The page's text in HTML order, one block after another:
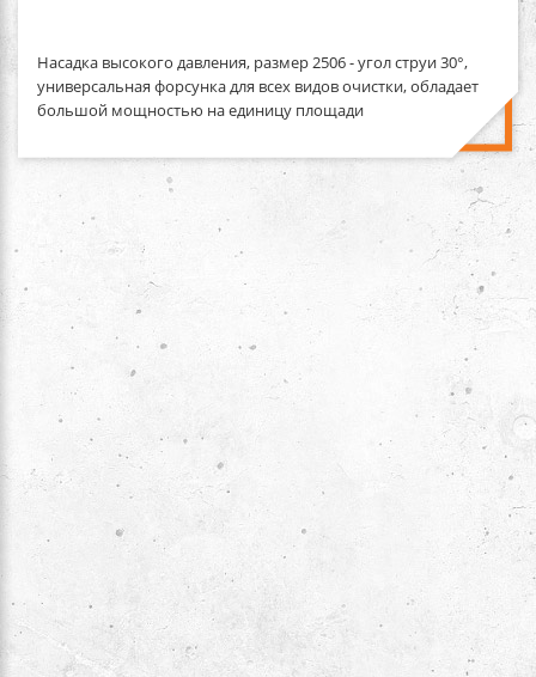
Насадка высокого давления, размер 2506- угол струи 30°,
универсальная форсунка для всех видов очистки, обладает
большой мощностью на единицу площади